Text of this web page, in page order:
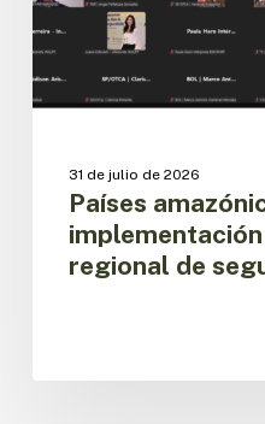
agenda
regional
de
seguridad
31 de julio de 2026
Países
regional de